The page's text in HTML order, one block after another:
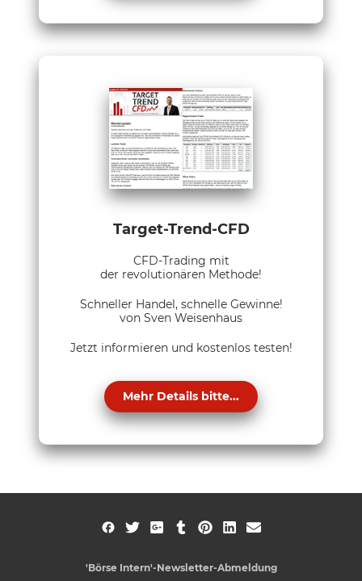
Target-Trend-CFD
CFD-Trading mit
der revolutionären Methode!
Schneller Handel, schnelle Gewinne!
von Sven Weisenhaus
Jetzt informieren und kostenlos testen!
Mehr Details bitte...
'Börse Intern'-Newsletter-Abmeldung